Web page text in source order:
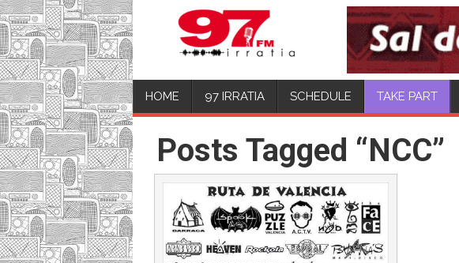
HOME 97 IRRATIA SCHEDULE TAKE PART
Posts Tagged “NCC”